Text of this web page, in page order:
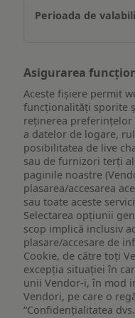
dispozitiv
Asigurarea
Aceste fișiere permit
funcționalități sporite
reţinerea preferinţelor
a datelor de logare,
posibilitatea de live
sau de furnizori terți
paginile noastre
plasarea/accesarea
sau toate aceste
Selectarea opțiunii
scop implică inclusiv
plasare/accesare de
Cookie, de către toți
excepția situației în
unii Vendor-i, în mod
Vendori, pe care o
“Confidențialitatea